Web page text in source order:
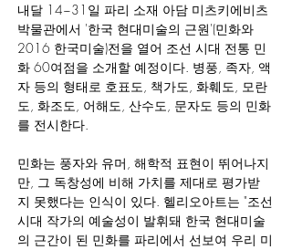
내달 14~31일 파리 소재 아담 미츠키에비츠
박물관에서 '한국 현대미술의 근원'(민화와
2016 한국미술)전을 열어 조선 시대 전통 민
화 60여점을 소개할 예정이다. 병풍, 족자, 액
자 등의 형태로 호표도, 책가도, 화훼도, 모란
도, 화조도, 어해도, 산수도, 문자도 등의 민화
를 전시한다.
민화는 풍자와 유머, 해학적 표현이 뛰어나지
만, 그 독창성에 비해 가치를 제대로 평가받
지 못했다는 인식이 있다. 헬리오아트는 "조선
시대 작가의 예술성이 발휘돼 한국 현대미술
의 근간이 된 민화를 파리에서 선보여 우리 미